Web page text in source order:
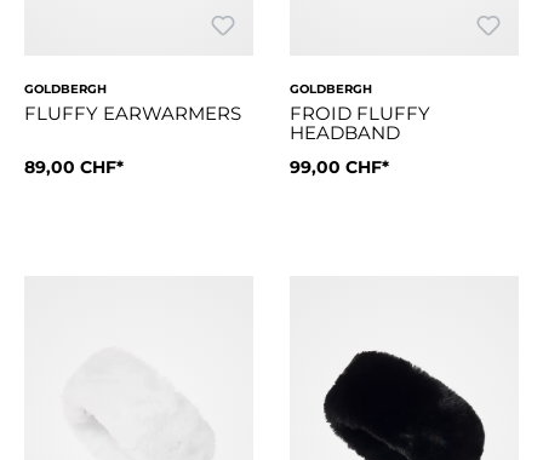
GOLDBERGH
FLUFFY EARWARMERS
Style DetailsVerstellbare OhrenschützerWeiches Kunstfell
89,00 CHF*
GOLDBERGH
FROID FLUFFY
HEADBAND
Style DetailsKunstfell-
99,00 CHF*